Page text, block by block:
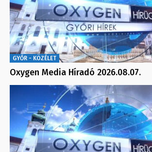
GYŐR - KÖZÉLET
Oxygen Media Híradó 2026.08.07.